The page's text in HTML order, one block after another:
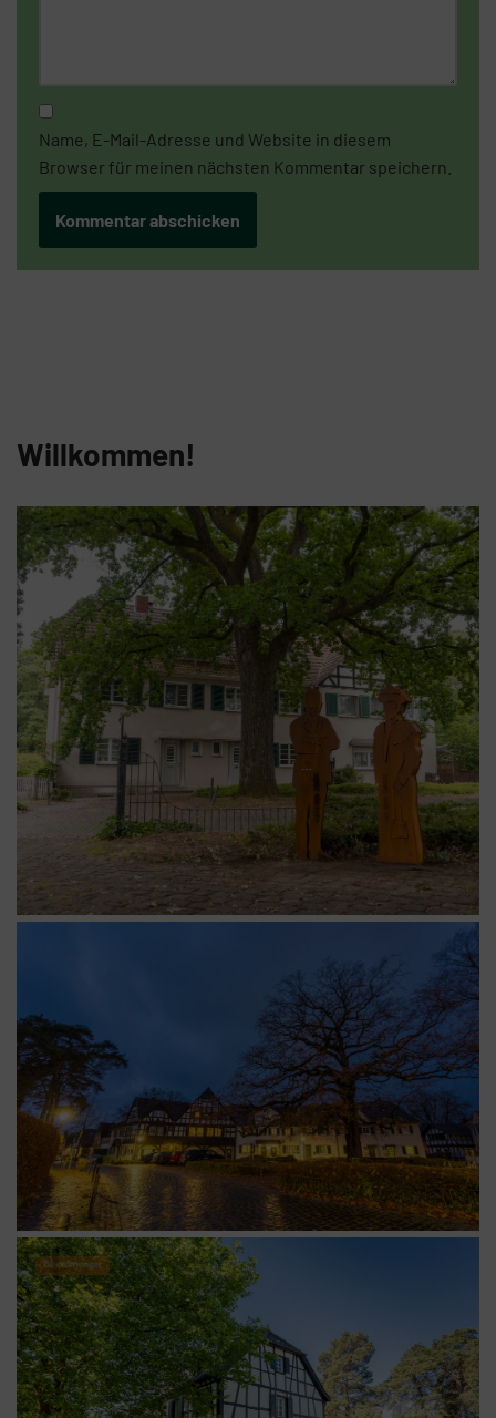
Name, E-Mail-Adresse und Website in diesem
Browser für meinen nächsten Kommentar speichern.
Willkommen!